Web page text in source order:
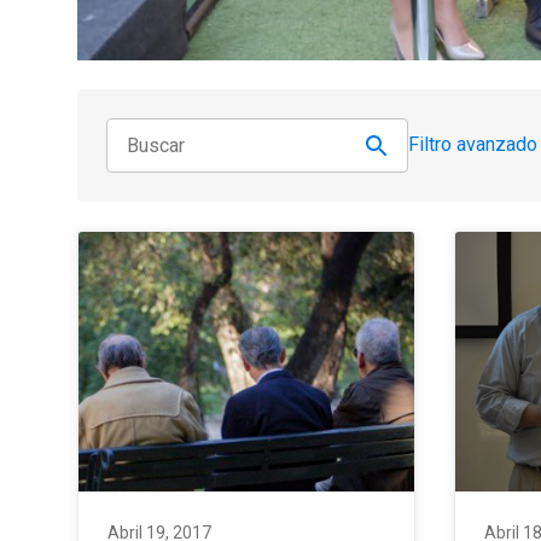
Filtro avanzado
Abril 19, 2017 Abril